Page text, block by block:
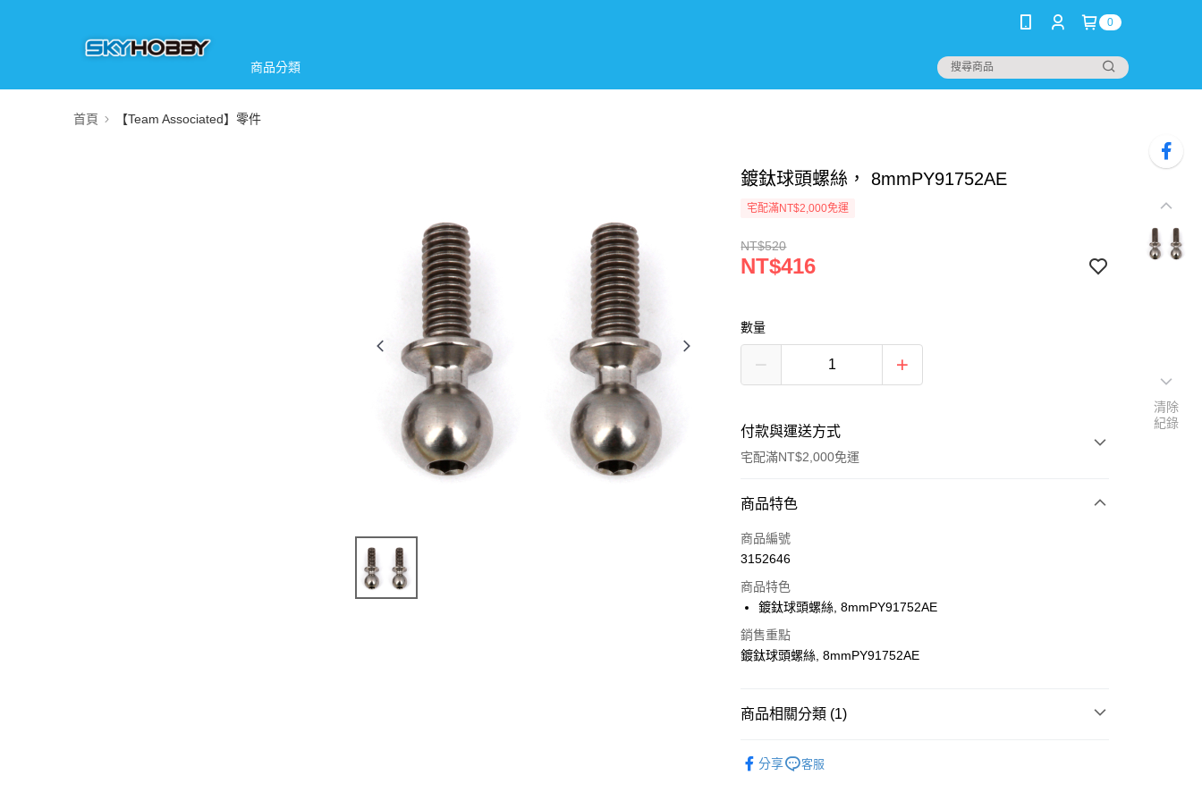
0
商品分類
首頁 【Team Associated】零件
鍍鈦球頭螺絲， 8mmPY91752AE
宅配滿NT$2,000免運
NT$520
NT$416
數量
付款與運送方式
宅配滿NT$2,000免運
付款方式
信用卡一次付款
Apple Pay
街口支付
運送方式
商品特色
商品編號
3152646
商品特色
鍍鈦球頭螺絲, 8mmPY91752AE
銷售重點
鍍鈦球頭螺絲, 8mmPY91752AE
商品相關分類 (1)
分享
客服
清除
紀錄